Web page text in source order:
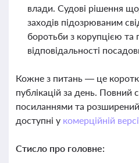
влади. Судові рішення
заходів підозрюваним
боротьби з корупцією та
відповідальності
Кожне з питань — це
публікацій за день.
посиланнями та
доступні у комерційній
Стисло про головне: